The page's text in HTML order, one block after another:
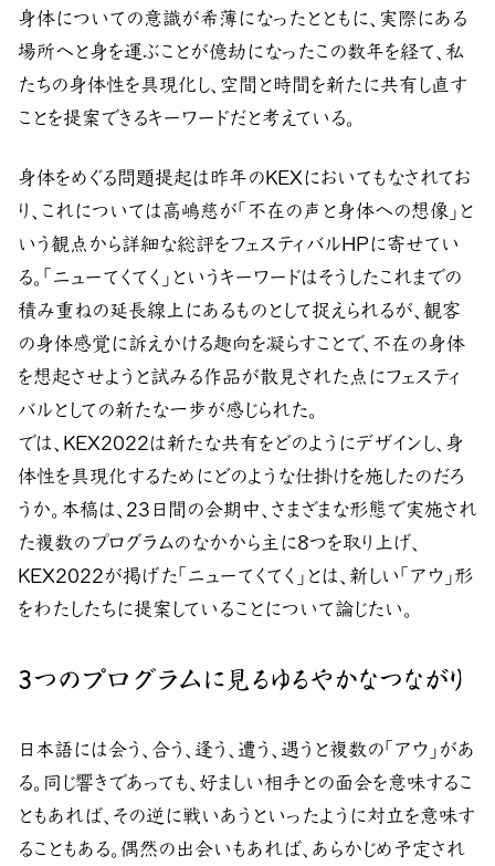
身体についての意識が希薄になったとともに、実際にある
場所へと身を運ぶことが億劫になったこの数年を経て、私
たちの身体性を具現化し、空間と時間を新たに共有し直す
ことを提案できるキーワードだと考えている。
身体をめぐる問題提起は昨年のKEXにおいてもなされてお
り、これについては高嶋慈が「不在の声と身体への想像」と
いう観点から詳細な総評をフェスティバルHPに寄せてい
る。「ニューてくてく」というキーワードはそうしたこれまでの
積み重ねの延長線上にあるものとして捉えられるが、観客
の身体感覚に訴えかける趣向を凝らすことで、不在の身体
を想起させようと試みる作品が散見された点にフェスティ
バルとしての新たな一歩が感じられた。
では、KEX2022は新たな共有をどのようにデザインし、身
体性を具現化するためにどのような仕掛けを施したのだろ
うか。本稿は、23日間の会期中、さまざまな形態で実施され
た複数のプログラムのなかから主に8つを取り上げ、
KEX2022が掲げた「ニューてくてく」とは、新しい「アウ」形
をわたしたちに提案していることについて論じたい。
3つのプログラムに見るゆるやかなつながり
日本語には会う、合う、逢う、遭う、遇うと複数の「アウ」があ
る。同じ響きであっても、好ましい相手との面会を意味するこ
ともあれば、その逆に戦いあうといったように対立を意味す
ることもある。偶然の出会いもあれば、あらかじめ予定され